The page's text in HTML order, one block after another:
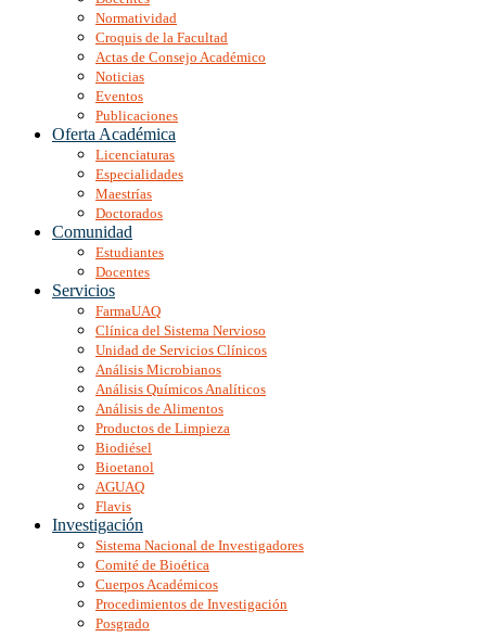
Normatividad
Croquis de la Facultad
Actas de Consejo Académico
Noticias
Eventos
Publicaciones
Oferta Académica
Licenciaturas
Especialidades
Maestrías
Doctorados
Comunidad
Estudiantes
Docentes
Servicios
FarmaUAQ
Clínica del Sistema Nervioso
Unidad de Servicios Clínicos
Análisis Microbianos
Análisis Químicos Analíticos
Análisis de Alimentos
Productos de Limpieza
Biodiésel
Bioetanol
AGUAQ
Flavis
Investigación
Sistema Nacional de Investigadores
Comité de Bioética
Cuerpos Académicos
Procedimientos de Investigación
Posgrado